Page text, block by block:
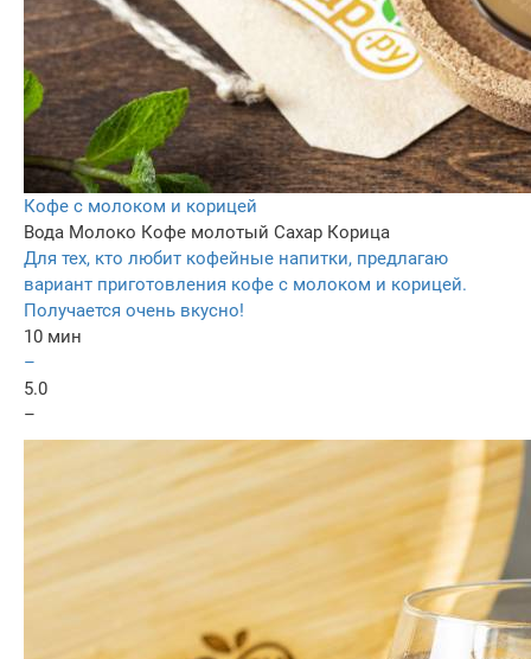
Кофе с молоком и корицей
Вода Молоко Кофе молотый Сахар Корица
Для тех, кто любит кофейные напитки, предлагаю
вариант приготовления кофе с молоком и корицей.
Получается очень вкусно!
10 мин
–
5.0
–